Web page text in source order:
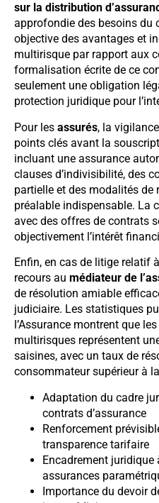
sur la distribution
approfondie des besoins du
objective des avantages et
multirisque par rapport aux
formalisation écrite de ce
seulement une obligation
protection juridique pour
Pour les assurés, la
points clés avant la
incluant une assurance
clauses d’indivisibilité, des
partielle et des modalités
préalable indispensable. La
avec des offres de contrats
objectivement l’intérêt
Enfin, en cas de litige relatif
recours au médiateur de
de résolution amiable
judiciaire. Les statistiques
l’Assurance montrent que
multirisques représentent
saisines, avec un taux de
consommateur supérieur à
Adaptation du cadre
contrats d’assurance
Renforcement
transparence tarifaire
Encadrement juridique
assurances
Importance du devoir